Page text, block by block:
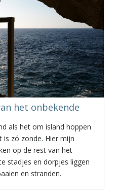
het onbekende
als het om island hoppen
is zó zonde. Hier mijn
op de rest van het
stadjes en dorpjes liggen
en stranden.